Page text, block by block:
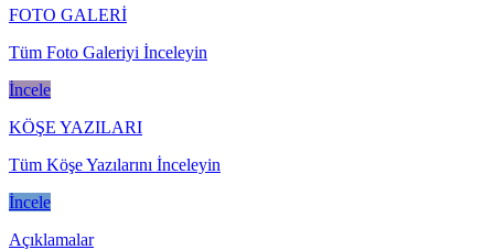
FOTO GALERİ
Tüm Foto Galeriyi İnceleyin
İncele
KÖŞE YAZILARI
Tüm Köşe Yazılarını İnceleyin
İncele
Açıklamalar